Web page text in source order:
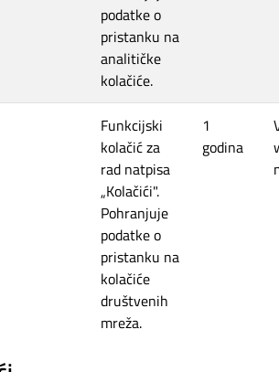
podatke o
pristanku na
analitičke
kolačiće.
Funkcijski
kolačić za
rad natpisa
„Kolačići".
Pohranjuje
podatke o
pristanku na
kolačiće
društvenih
mreža.
1
godina